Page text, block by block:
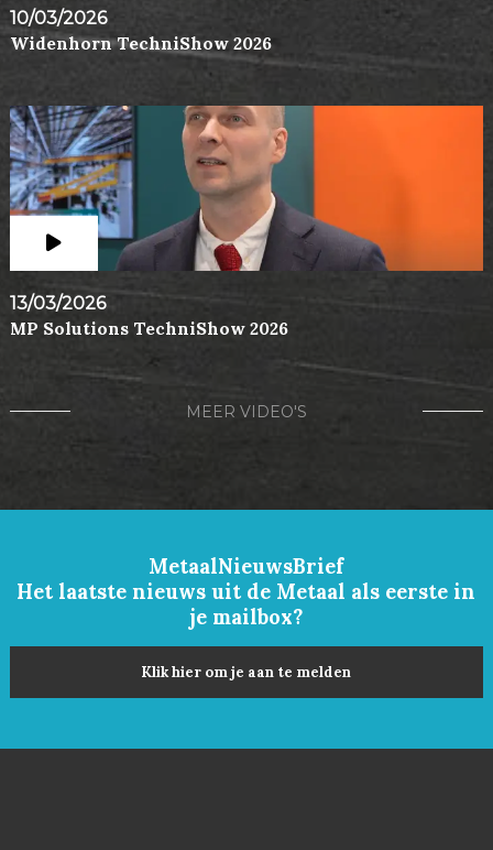
10/03/2026
Widenhorn TechniShow 2026
13/03/2026
MP Solutions TechniShow 2026
MEER VIDEO'S
MetaalNieuwsBrief
Het laatste nieuws uit de Metaal als eerste in
je mailbox?
Klik hier om je aan te melden